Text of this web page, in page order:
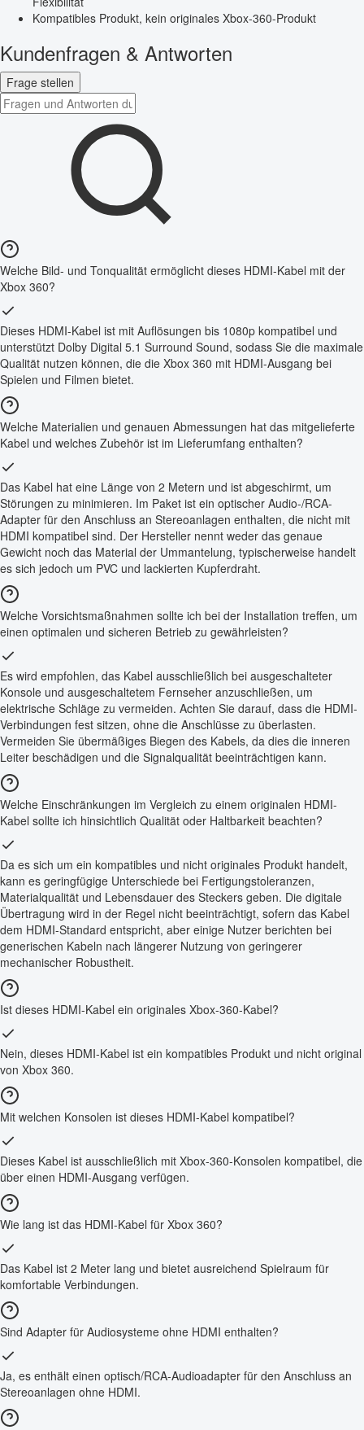
Kompatibles Produkt, kein originales Xbox-360-Produkt
Kundenfragen & Antworten
Frage stellen
Welche Bild- und Tonqualität ermöglicht dieses HDMI-Kabel mit der
Xbox 360?
Dieses HDMI-Kabel ist mit Auflösungen bis 1080p kompatibel und
unterstützt Dolby Digital 5.1 Surround Sound, sodass Sie die maximale
Qualität nutzen können, die die Xbox 360 mit HDMI-Ausgang bei
Spielen und Filmen bietet.
Welche Materialien und genauen Abmessungen hat das mitgelieferte
Kabel und welches Zubehör ist im Lieferumfang enthalten?
Das Kabel hat eine Länge von 2 Metern und ist abgeschirmt, um
Störungen zu minimieren. Im Paket ist ein optischer Audio-/RCA-
Adapter für den Anschluss an Stereoanlagen enthalten, die nicht mit
HDMI kompatibel sind. Der Hersteller nennt weder das genaue
Gewicht noch das Material der Ummantelung, typischerweise handelt
es sich jedoch um PVC und lackierten Kupferdraht.
Welche Vorsichtsmaßnahmen sollte ich bei der Installation treffen, um
einen optimalen und sicheren Betrieb zu gewährleisten?
Es wird empfohlen, das Kabel ausschließlich bei ausgeschalteter
Konsole und ausgeschaltetem Fernseher anzuschließen, um
elektrische Schläge zu vermeiden. Achten Sie darauf, dass die HDMI-
Verbindungen fest sitzen, ohne die Anschlüsse zu überlasten.
Vermeiden Sie übermäßiges Biegen des Kabels, da dies die inneren
Leiter beschädigen und die Signalqualität beeinträchtigen kann.
Welche Einschränkungen im Vergleich zu einem originalen HDMI-
Kabel sollte ich hinsichtlich Qualität oder Haltbarkeit beachten?
Da es sich um ein kompatibles und nicht originales Produkt handelt,
kann es geringfügige Unterschiede bei Fertigungstoleranzen,
Materialqualität und Lebensdauer des Steckers geben. Die digitale
Übertragung wird in der Regel nicht beeinträchtigt, sofern das Kabel
dem HDMI-Standard entspricht, aber einige Nutzer berichten bei
generischen Kabeln nach längerer Nutzung von geringerer
mechanischer Robustheit.
Ist dieses HDMI-Kabel ein originales Xbox-360-Kabel?
Nein, dieses HDMI-Kabel ist ein kompatibles Produkt und nicht original
von Xbox 360.
Mit welchen Konsolen ist dieses HDMI-Kabel kompatibel?
Dieses Kabel ist ausschließlich mit Xbox-360-Konsolen kompatibel, die
über einen HDMI-Ausgang verfügen.
Wie lang ist das HDMI-Kabel für Xbox 360?
Das Kabel ist 2 Meter lang und bietet ausreichend Spielraum für
komfortable Verbindungen.
Sind Adapter für Audiosysteme ohne HDMI enthalten?
Ja, es enthält einen optisch/RCA-Audioadapter für den Anschluss an
Stereoanlagen ohne HDMI.